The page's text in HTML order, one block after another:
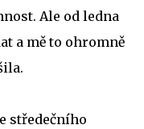
Ale od ledna
a mě to ohromně
středečního